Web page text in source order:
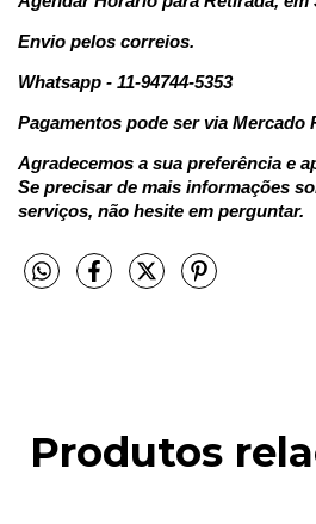
Envio pelos correios.
Whatsapp - 11-94744-5353
Pagamentos pode ser via Mercado
Agradecemos a sua preferência e
Se precisar de mais informações
serviços, não hesite em perguntar.
Produtos